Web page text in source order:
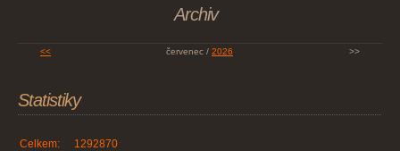
Archiv
<< červenec / 2026 >>
Statistiky
Celkem: 1292870